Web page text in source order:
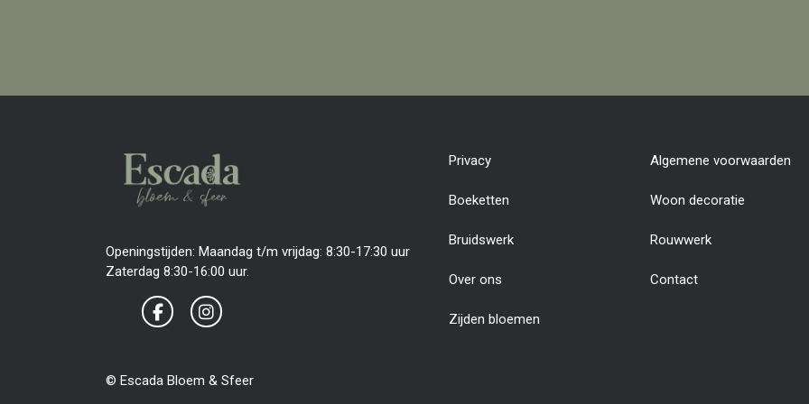
Openingstijden: Maandag t/m vrijdag: 8:30-17:30 uur
Zaterdag 8:30-16:00 uur.
Privacy Algemene voorwaarden
Boeketten Woon decoratie
Bruidswerk Rouwwerk
Over ons Contact
Zijden bloemen
© Escada Bloem & Sfeer